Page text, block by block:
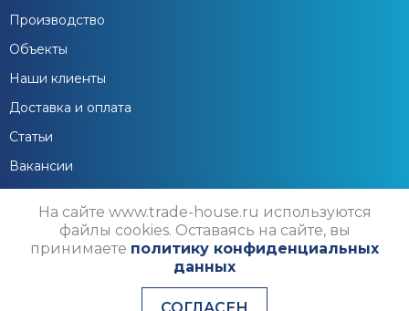
Производство
Объекты
Наши клиенты
Доставка и оплата
Статьи
Вакансии
Политика конфиденциальности и
На сайте www.trade-house.ru используются
файлы cookies. Оставаясь на сайте, вы
принимаете политику конфиденциальных
данных